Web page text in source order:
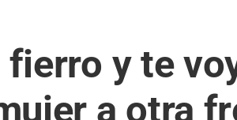
y te
a otra